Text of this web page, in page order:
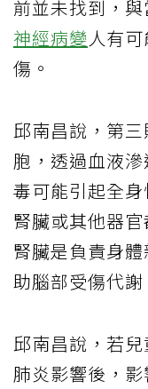
前並未找到，
神經病變人有
傷。
邱南昌說，第
胞，透過血液
毒可能引起全
腎臟或其他器
腎臟是負責身
助腦部受傷代謝
邱南昌說，若
肺炎影響後，